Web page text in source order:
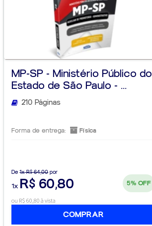
MP-SP - Ministério Público do
Estado de São Paulo - ...
210 Páginas
Forma de entrega: Física
De 1x R$ 64,00por
1x R$ 60,80 5% OFF
ou R$ 60,80 à vista
COMPRAR